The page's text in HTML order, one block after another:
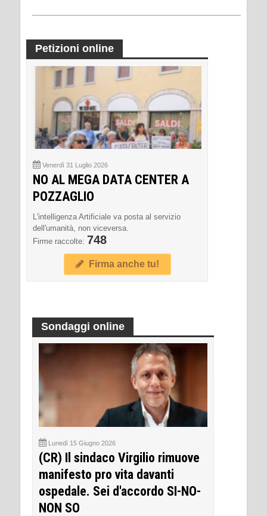
Petizioni online
Venerdì 31 Luglio 2026
NO AL MEGA DATA CENTER A
POZZAGLIO
L'intelligenza Artificiale va posta al servizio
dell'umanità, non viceversa.
Firme raccolte: 748
Firma anche tu!
Sondaggi online
Lunedì 15 Giugno 2026
(CR) Il sindaco Virgilio rimuove
manifesto pro vita davanti
ospedale. Sei d'accordo SI-NO-
NON SO